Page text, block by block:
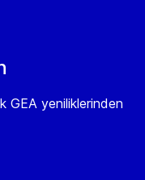
GEA yeniliklerinden